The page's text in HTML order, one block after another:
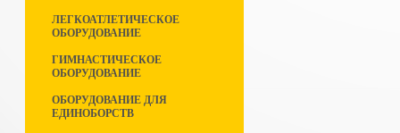
ЛЕГКОАТЛЕТИЧЕСКОЕ
ОБОРУДОВАНИЕ
ГИМНАСТИЧЕСКОЕ
ОБОРУДОВАНИЕ
ОБОРУДОВАНИЕ ДЛЯ
ЕДИНОБОРСТВ